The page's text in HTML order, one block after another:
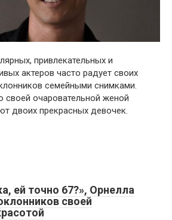
привлекательных и
актеров часто радует своих
семейными снимками.
своей очаровательной женой
двоих прекрасных девочек.
ей точно 67?», Орнелла
своей